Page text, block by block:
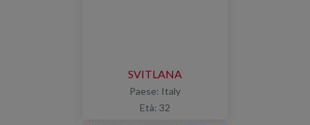
SVITLANA
Paese: Italy
Età: 32